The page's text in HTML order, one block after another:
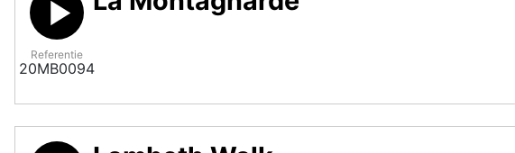
Referentie
20MB0094